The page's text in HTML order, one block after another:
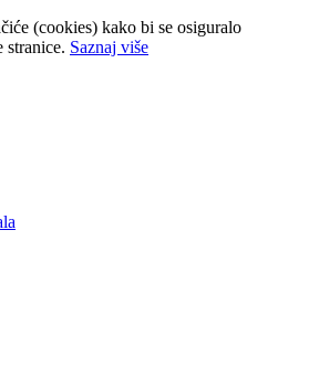
(cookies) kako bi se osiguralo
stranice. Saznaj više